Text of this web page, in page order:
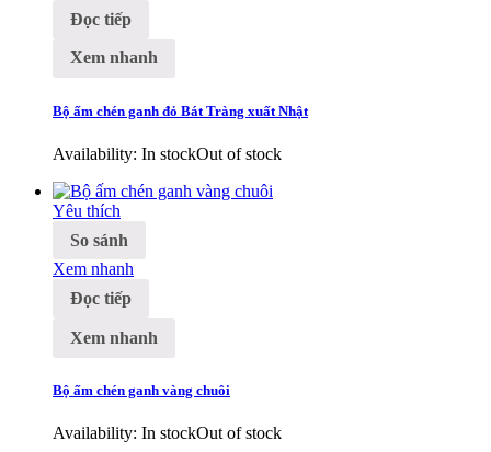
Đọc tiếp
Xem nhanh
Bộ ấm chén ganh đỏ Bát Tràng xuất Nhật
Availability: In stockOut of stock
Yêu thích
So sánh
Xem nhanh
Đọc tiếp
Xem nhanh
Bộ ấm chén ganh vàng chuôi
Availability: In stockOut of stock